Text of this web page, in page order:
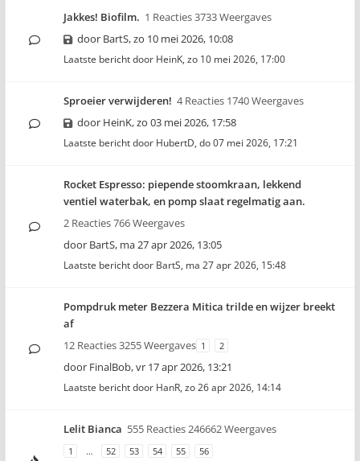
Jakkes! Biofilm. 1 Reacties 3733 Weergaves
door BartS,zo 10 mei 2026, 10:08
Laatste bericht door HeinK, zo 10 mei 2026, 17:00
Sproeier verwijderen! 4 Reacties 1740 Weergaves
door HeinK,zo 03 mei 2026, 17:58
Laatste bericht door HubertD, do 07 mei 2026, 17:21
Rocket Espresso: piepende stoomkraan, lekkend
ventiel waterbak, en pomp slaat regelmatig aan.
2 Reacties 766 Weergaves
door BartS, ma 27 apr 2026, 13:05
Laatste bericht door BartS, ma 27 apr 2026, 15:48
Pompdruk meter Bezzera Mitica trilde en wijzer breekt
af
12 Reacties 3255 Weergaves 1 2
door FinalBob,vr 17 apr 2026, 13:21
Laatste bericht door HanR, zo 26 apr 2026, 14:14
Lelit Bianca 555 Reacties 246662 Weergaves
1 … 52 53 54 55 56